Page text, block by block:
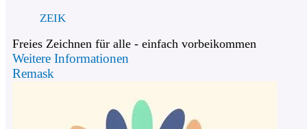
ZEIK
Freies Zeichnen für alle - einfach vorbeikommen
Weitere Informationen
Remask